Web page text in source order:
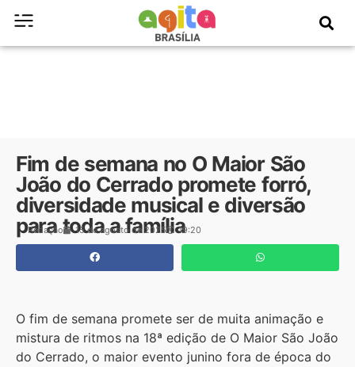
Fim de semana no O Maior São
João do Cerrado promete forró,
diversidade musical e diversão
para toda a família
Redação 15 de agosto de 2025 19:20
O fim de semana promete ser de muita animação e
mistura de ritmos na 18ª edição de O Maior São João
do Cerrado, o maior evento junino fora de época do